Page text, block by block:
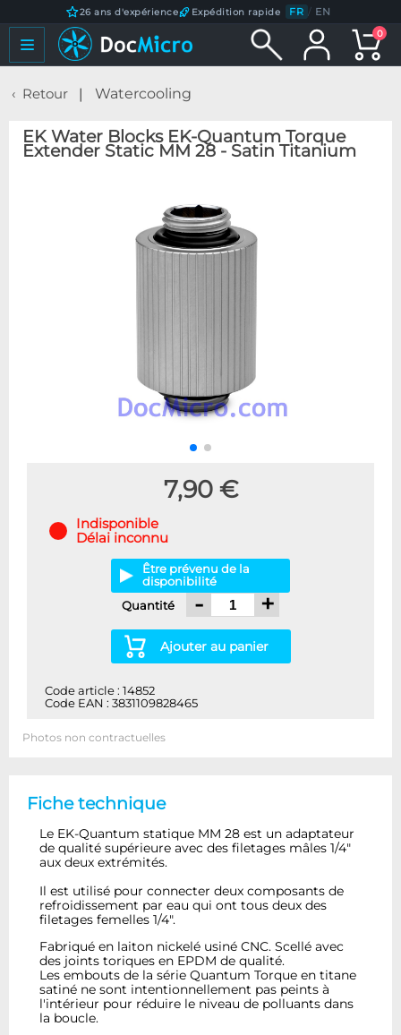
26 ans d'expérience Expédition rapide FR / EN
0
Retour Watercooling
EK Water Blocks EK-Quantum Torque
Extender Static MM 28 - Satin Titanium
7,90 €
Indisponible
Délai inconnu
Être prévenu de la
disponibilité
Quantité
- +
Ajouter au panier
Code article : 14852
Code EAN : 3831109828465
Photos non contractuelles
Fiche technique
Le EK-Quantum statique MM 28 est un adaptateur
de qualité supérieure avec des filetages mâles 1/4"
aux deux extrémités.
Il est utilisé pour connecter deux composants de
refroidissement par eau qui ont tous deux des
filetages femelles 1/4".
Fabriqué en laiton nickelé usiné CNC. Scellé avec
des joints toriques en EPDM de qualité.
Les embouts de la série Quantum Torque en titane
satiné ne sont intentionnellement pas peints à
l'intérieur pour réduire le niveau de polluants dans
la boucle.